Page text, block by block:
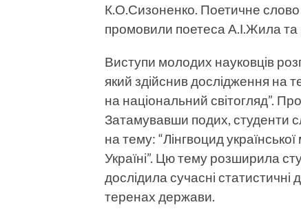
К.О.Сизоненко. Поетичне слово
промовили поетеса А.І.Жила та
Виступи молодих науковців
який здійснив дослідження на
на національний світогляд”.
Затамувавши подих, студенти
на тему: “Лінгвоцид
Україні”. Цю тему розширила
дослідила сучасні
теренах держави.